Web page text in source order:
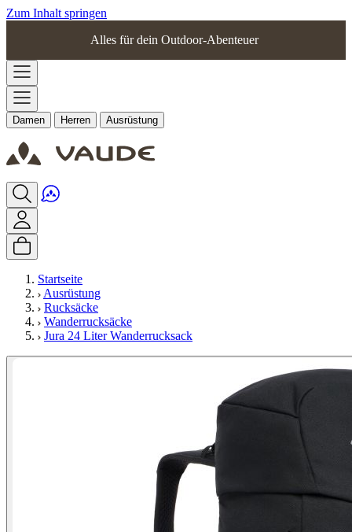
Zum Inhalt springen
Alles für dein Outdoor-Abenteuer
Damen Herren Ausrüstung
Startseite
Ausrüstung
Rucksäcke
Wanderrucksäcke
Jura 24 Liter Wanderrucksack